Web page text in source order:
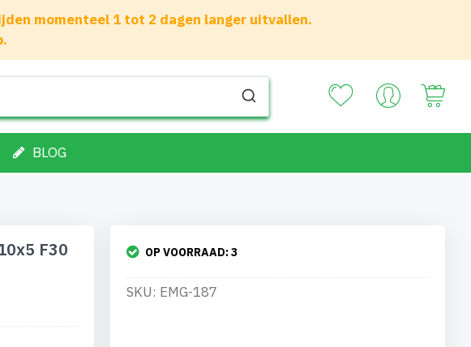
momenteel 1 tot 2 dagen langer uitvallen.
BLOG
F30 OP VOORRAAD:3
SKU: EMG-187